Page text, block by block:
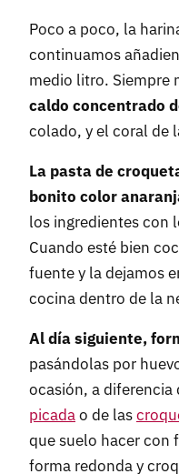
Poco a poco, la
continuamos
medio litro. Siempre
caldo concentrado
colado, y el coral de
La pasta de
bonito color
los ingredientes con
Cuando esté bien
fuente y la dejamos
cocina dentro de la
Al día siguiente,
pasándolas por
ocasión, a diferencia
picadao de las
que suelo hacer con
forma redonda y